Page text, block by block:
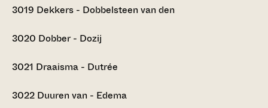
3019 Dekkers - Dobbelsteen van den
3020 Dobber - Dozij
3021 Draaisma - Dutrée
3022 Duuren van - Edema